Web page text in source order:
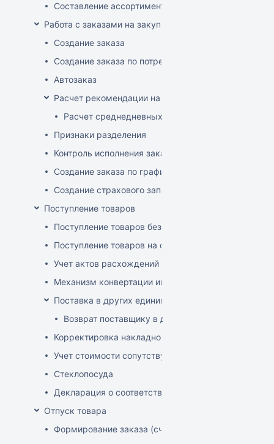
Составление ассортимента магазина
Работа с заказами на закупку
Создание заказа
Создание заказа по потребностям
Автозаказ
Расчет рекомендации на закупку
Расчет среднедневных продаж
Признаки разделения
Контроль исполнения заказов поставщиком
Создание заказа по графику
Создание страхового запаса
Поступление товаров
Поступление товаров без заказа
Поступление товаров на основе заказа
Учет актов расхождений при поступлении товаров
Механизм конвертации инвойсов из иностранной
Поставка в других единицах
Возврат поставщику в других единицах
Корректировка накладной (РФ)
Учет стоимости сопутствующих услуг в приходе
Стеклопосуда
Декларация о соответствии
Отпуск товара
Формирование заказа (счета-фактуры)